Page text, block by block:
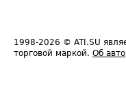
1998-2026 © ATI.SU
торговой маркой. Об